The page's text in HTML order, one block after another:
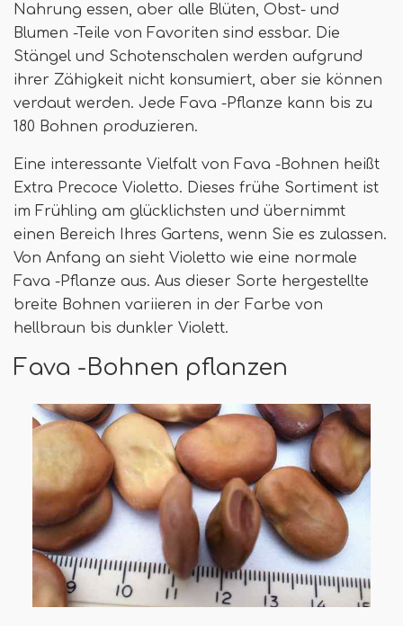
Nahrung essen, aber alle Blüten, Obst- und
Blumen -Teile von Favoriten sind essbar. Die
Stängel und Schotenschalen werden aufgrund
ihrer Zähigkeit nicht konsumiert, aber sie können
verdaut werden. Jede Fava -Pflanze kann bis zu
180 Bohnen produzieren.
Eine interessante Vielfalt von Fava -Bohnen heißt
Extra Precoce Violetto. Dieses frühe Sortiment ist
im Frühling am glücklichsten und übernimmt
einen Bereich Ihres Gartens, wenn Sie es zulassen.
Von Anfang an sieht Violetto wie eine normale
Fava -Pflanze aus. Aus dieser Sorte hergestellte
breite Bohnen variieren in der Farbe von
hellbraun bis dunkler Violett.
Fava -Bohnen pflanzen